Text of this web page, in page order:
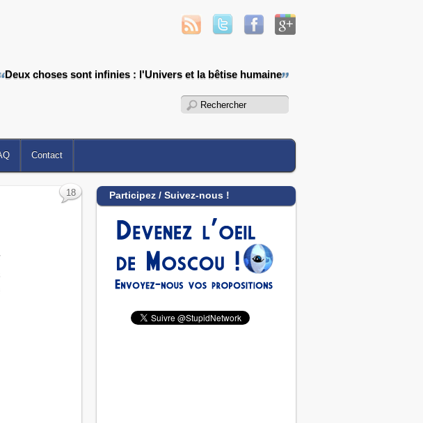
Deux choses sont infinies : l'Univers et la bêtise humaine
Contact
18 Participez / Suivez-nous !